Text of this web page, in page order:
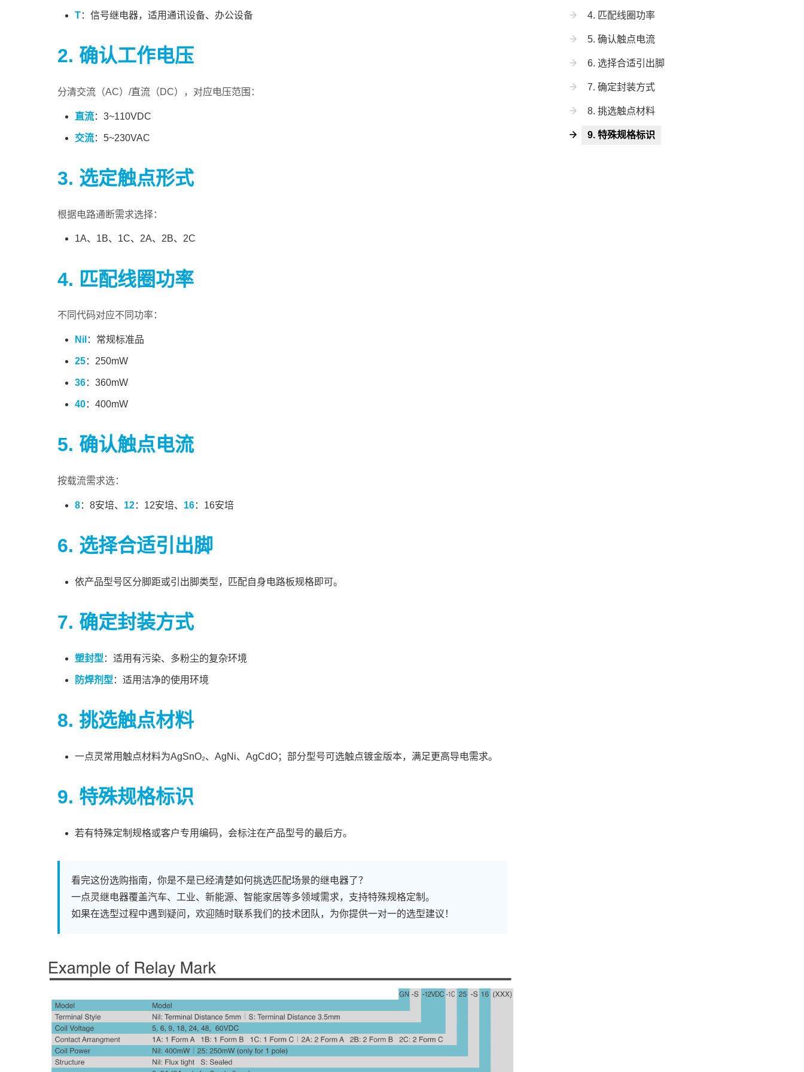
T：信号继电器，适用通讯设备、办公设备
2. 确认工作电压
分清交流（AC）/直流（DC），对应电压范围：
直流：3~110VDC
交流：5~230VAC
3. 选定触点形式
根据电路通断需求选择：
1A、1B、1C、2A、2B、2C
4. 匹配线圈功率
不同代码对应不同功率：
Nil ：常规标准品
25：250mW
36：360mW
40：400mW
5. 确认触点电流
按载流需求选：
8：8安培、 12：12安培、 16：16安培
6. 选择合适引出脚
依产品型号区分脚距或引出脚类型，匹配自身电路板规格即可。
7. 确定封装方式
塑封型 ：适用有污染、多粉尘的复杂环境
防焊剂型 ：适用洁净的使用环境
8. 挑选触点材料
一点灵常用触点材料为AgSnO₂、AgNi、AgCdO；部分型号可选触点镀金版本，满足更高导电需求。
9. 特殊规格标识
若有特殊定制规格或客户专用编码，会标注在产品型号的最后方。
看完这份选购指南，你是不是已经清楚如何挑选匹配场景的继电器了？
一点灵继电器覆盖汽车、工业、新能源、智能家居等多领域需求，支持特殊规格定制。
如果在选型过程中遇到疑问，欢迎随时联系我们的技术团队，为你提供一对一的选型建议！
4. 匹配线圈功率
5. 确认触点电流
6. 选择合适引出脚
7. 确定封装方式
8. 挑选触点材料
9. 特殊规格标识